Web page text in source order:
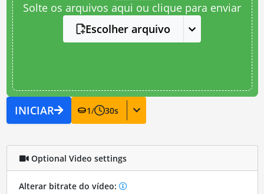
Solte os arquivos aqui ou clique para enviar
Escolher arquivo
INICIAR 1/ 30s
Optional Video settings
Alterar bitrate do vídeo: